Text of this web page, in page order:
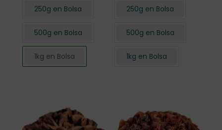
250g en Bolsa
500g en Bolsa
1kg en Bolsa
250g en Bolsa
500g en Bolsa
1kg en Bolsa